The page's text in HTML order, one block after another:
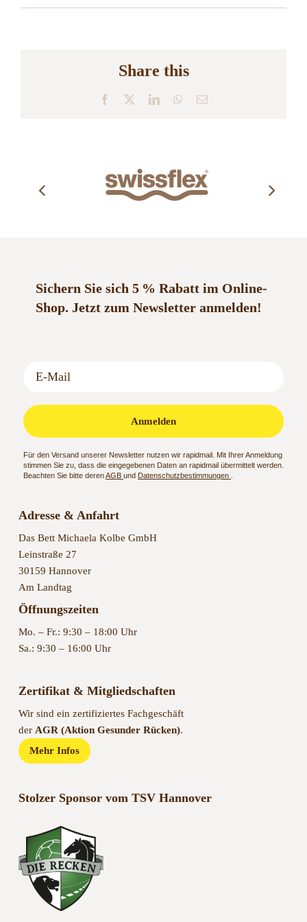
Share this
Facebook LinkedInWhatsApp
E-
Sichern Sie sich 5 % Rabatt im Online-
Shop. Jetzt zum Newsletter anmelden!
Anmelden
Für den Versand unserer Newsletter nutzen wir rapidmail. Mit Ihrer Anmeldung
stimmen Sie zu, dass die eingegebenen Daten an rapidmail übermittelt werden.
Beachten Sie bitte derenAGB und Datenschutzbestimmungen
Adresse & Anfahrt
Das Bett Michaela Kolbe GmbH
Leinstraße 27
30159 Hannover
Am Landtag
Öffnungszeiten
Mo. – Fr.: 9:30 – 18:00 Uhr
Sa.: 9:30 – 16:00 Uhr
Zertifikat & Mitgliedschaften
Wir sind ein zertifiziertes Fachgeschäft
der AGR (Aktion Gesunder Rücken).
Mehr Infos
Stolzer Sponsor vom TSV Hannover